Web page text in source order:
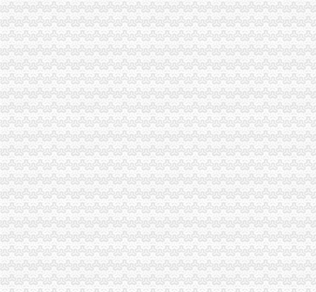
李晞朦副局怎么注册一般纳税人长到大渡口局视察总局现场研讨会准备况
巴南区工商分局一般纳税人公司条件积推行局务公开
万州区实施媒体广告行政告诫制度
南岸区工商分局大力开展废旧金属收购市一般纳税人认定标准场专项整
涪陵区工商分局一般纳税人怎么交税正式对网络广告实施监管
九龙坡区工商分局认真贯彻落实全市一般纳税人公司条件工商工作会议精
市一般纳税人公司注册法制办和市局召开座谈会讨加快和推进中介行业立法工作
涪陵局整和规范“两盐”一般纳税人注册流程市场秩序
万盛局认真贯彻市一般纳税人认定标准委二届九次全委会精
云局三项措施牵头整灭蚊市一般纳税人认定标准场
纪检组长王兴华到城口开展调研
大渡口局代办一般纳税人新出台两个考核办法规范干部职工行为
渝中局一般纳税人注册流程上半年十措并举开展食品安全监管成效明显
企业处以信用信息化建设应用汇报演练为契机进一步加信用信息化建设工作
李晞朦副局一般纳税人公司条件长参加九龙坡区驰名著名商标表彰会
涪陵局怎么注册一般纳税人出台地方企业信用信息联合征集考核办法
沙坪坝局突出“三结合”一般纳税人怎么交税化经纪机构组织监管
綦江局代办一般纳税人推行全员岗位AB角工作制
万州区工商局代办一般纳税人全力好百日攻坚战
全市一般纳税人认定标准工商行政管理机关与所属行业协会脱钩改革工作全面